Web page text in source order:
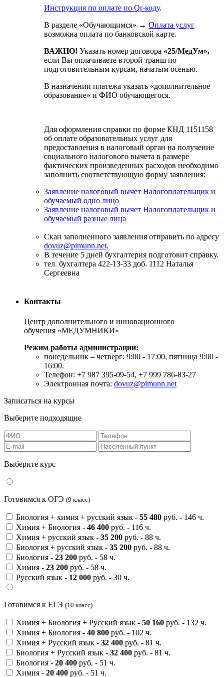
Инструкция по оплате по Qr-коду.
В разделе «Обучающимся» → Оплата услуг
возможна оплата по банковской карте.
ВАЖНО! Указать номер договора «25/МедУм»,
если Вы оплачиваете второй транш по
подготовительным курсам, начатым осенью.
В назначении платежа указать «дополнительное
образование» и ФИО обучающегося.
Для оформления справки по форме КНД 1151158
об оплате образовательных услуг для
предоставления в налоговый орган на получение
социального налогового вычета в размере
фактических произведенных расходов необходимо
заполнить соответствующую форму заявления:
Заявление налоговый вычет Налогоплательщик и
обучаемый одно лицо
Заявление налоговый вычет Налогоплательщик и
обучаемый разные лица
Скан заполненного заявления отправить по адресу
dovuz@pimunn.net.
В течение 5 дней бухгалтерия подготовит справку.
тел. бухгалтера 422-13-33 доб. 1112 Наталья
Сергеевна
Контакты
Центр дополнительного и инновационного
обучения «МЕДУМНИКИ»
Режим работы администрации:
понедельник – четверг: 9:00 - 17:00, пятница 9:00 -
16:00.
Телефон: +7 987 395-09-54, +7 999 786-83-27
Электронная почта: dovuz@pimunn.net
Записаться на курсы
Выберите подходящие
Выберите курс
Готовимся к ОГЭ (9 класс)
Биология + химия + русский язык - 55 480 руб. - 146 ч.
Химия + Биология - 46 400 руб. - 116 ч.
Химия + русский язык - 35 200 руб. - 88 ч.
Биология + русский язык - 35 200 руб. - 88 ч.
Биология - 23 200 руб. - 58 ч.
Химия - 23 200 руб. - 58 ч.
Русский язык - 12 000 руб. - 30 ч.
Готовимся к ЕГЭ (10 класс)
Химия + Биология + Русский язык - 50 160 руб. - 132 ч.
Химия + Биология - 40 800 руб. - 102 ч.
Химия + Русский язык - 32 400 руб. - 81 ч.
Биология + Русский язык - 32 400 руб. - 81 ч.
Биология - 20 400 руб. - 51 ч.
Химия - 20 400 руб. - 51 ч.